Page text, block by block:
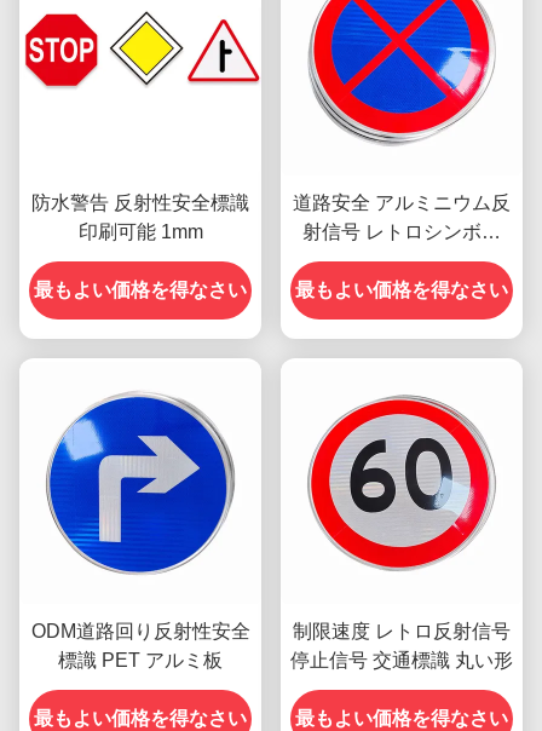
防水警告 反射性安全標識
印刷可能 1mm
最もよい価格を得なさい
道路安全 アルミニウム反
射信号 レトロシンボル
2mm
最もよい価格を得なさい
ODM道路回り反射性安全
標識 PET アルミ板
最もよい価格を得なさい
制限速度 レトロ反射信号
停止信号 交通標識 丸い形
最もよい価格を得なさい